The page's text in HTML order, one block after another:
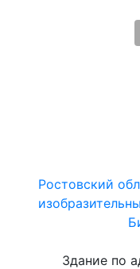
Ростовский
Здание по